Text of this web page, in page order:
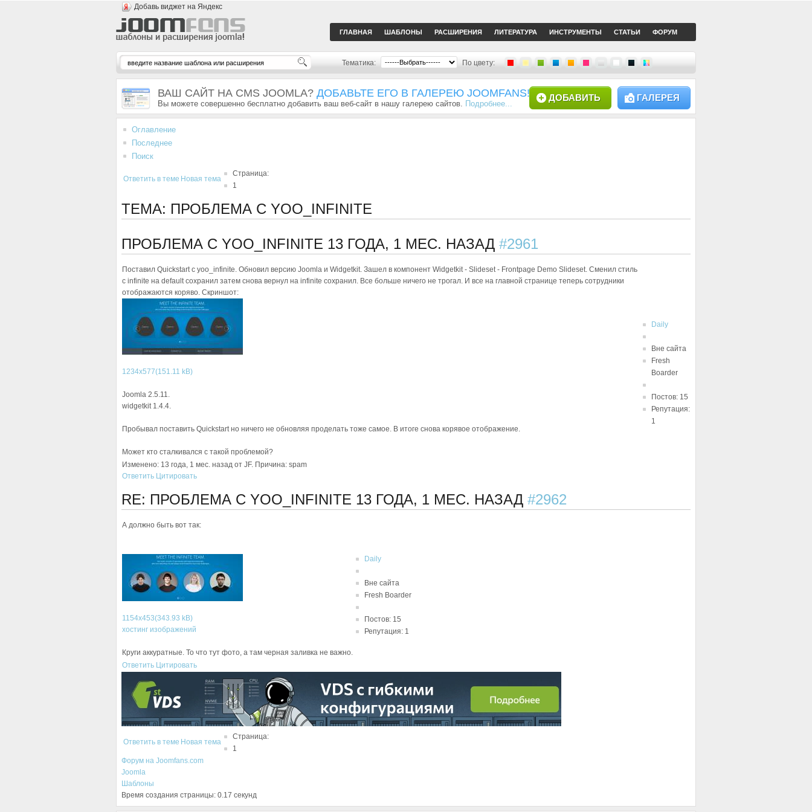
Добавь виджет на Яндекс
ГЛАВНАЯ ШАБЛОНЫ РАСШИРЕНИЯ ЛИТЕРАТУРА ИНСТРУМЕНТЫ СТАТЬИ ФОРУМ
Тематика: По цвету:
ВАШ САЙТ НА CMS JOOMLA? ДОБАВЬТЕ ЕГО В ГАЛЕРЕЮ JOOMFANS!
Вы можете совершенно бесплатно добавить ваш веб-сайт в нашу галерею сайтов. Подробнее...
ГАЛЕРЕЯ
ДОБАВИТЬ
Оглавление
Последнее
Поиск
Ответить в теме Новая тема
Страница:
1
ТЕМА: ПРОБЛЕМА С YOO_INFINITE
ПРОБЛЕМА С YOO_INFINITE 13 ГОДА, 1 МЕС. НАЗАД #2961
Поставил Quickstart c yoo_infinite. Обновил версию Joomla и Widgetkit. Зашел в компонент Widgetkit - Slideset - Frontpage Demo Slideset. Сменил стиль
с infinite на default сохранил затем снова вернул на infinite сохранил. Все больше ничего не трогал. И все на главной странице теперь сотрудники
отображаются коряво. Скриншот:
1234x577(151.11 kB)
Joomla 2.5.11.
widgetkit 1.4.4.
Пробывал поставить Quickstart но ничего не обновляя проделать тоже самое. В итоге снова корявое отображение.
Может кто сталкивался с такой проблемой?
Daily
Вне сайта
Fresh
Boarder
Постов: 15
Репутация:
1
Изменено: 13 года, 1 мес. назад от JF. Причина: spam
Ответить Цитировать
RE: ПРОБЛЕМА С YOO_INFINITE 13 ГОДА, 1 МЕС. НАЗАД #2962
А должно быть вот так:
1154x453(343.93 kB)
хостинг изображений
Круги аккуратные. То что тут фото, а там черная заливка не важно.
Daily
Вне сайта
Fresh Boarder
Постов: 15
Репутация: 1
Ответить Цитировать
Ответить в теме Новая тема
Страница:
1
Форум на Joomfans.com
Joomla
Шаблоны
Время создания страницы: 0.17 секунд